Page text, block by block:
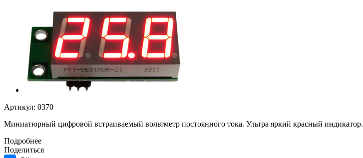
Артикул: 0370
Миниатюрный цифровой встраиваемый вольтметр постоянного тока. Ультра яркий красный индикатор.
Подробнее
Поделиться